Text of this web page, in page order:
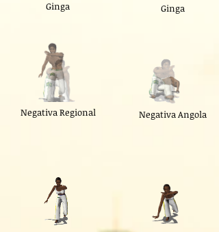
Ginga
Negativa Regional
Ginga
Negativa Angola